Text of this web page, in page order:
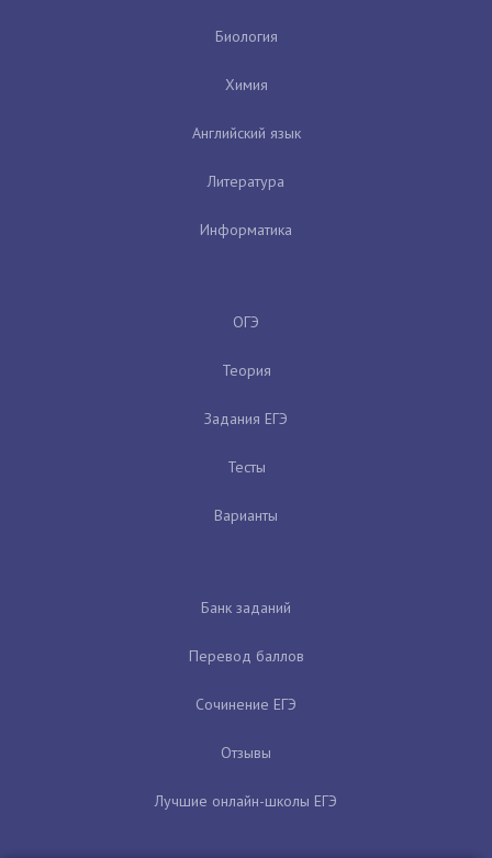
Биология
Химия
Английский язык
Литература
Информатика
ОГЭ
Теория
Задания ЕГЭ
Тесты
Варианты
Банк заданий
Перевод баллов
Сочинение ЕГЭ
Отзывы
Лучшие онлайн-школы ЕГЭ